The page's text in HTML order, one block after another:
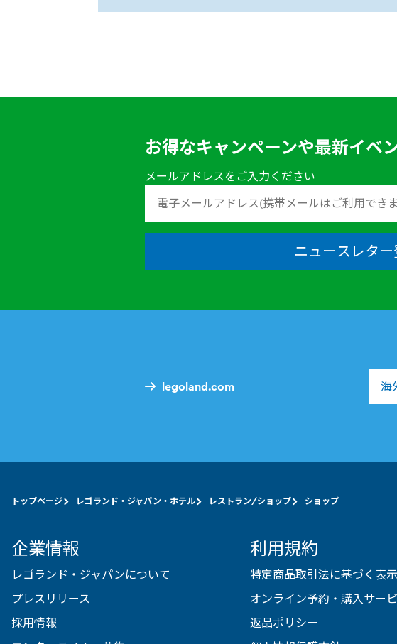
お得なキャンペーンや最新イベ
メールアドレスをご入力ください
ニュースレタ
legoland.com 海
トップページ レゴランド・ジャパン・ホテル レストラン/ショップ ショップ
企業情報
レゴランド・ジャパンについて
プレスリリース
採用情報
利用規約
特定商品取引法に基づく表示
オンライン予約・購入サー
返品ポリシー